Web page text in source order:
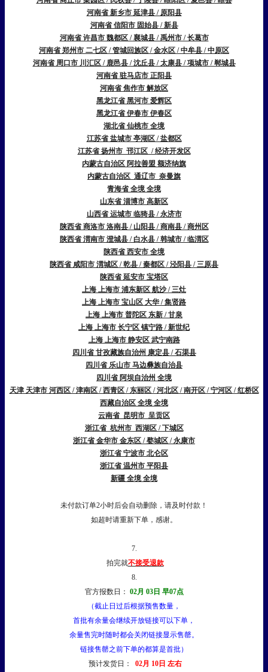
河南省 新乡市 延津县 / 原阳县
河南省 信阳市 固始县 / 新县
河南省 许昌市 魏都区 / 襄城县 / 禹州市 / 长葛市
河南省 郑州市 二七区 / 管城回族区 / 金水区 / 中牟县 / 中原区
河南省 周口市 川汇区 / 鹿邑县 / 沈丘县 / 太康县 / 项城市 / 郸城县
河南省 驻马店市 正阳县
河南省 焦作市 解放区
黑龙江省 黑河市 爱辉区
黑龙江省 伊春市 伊春区
湖北省 仙桃市 全境
江苏省 盐城市 亭湖区 / 盐都区
江苏省 扬州市 邗江区 / 经济开发区
内蒙古自治区 阿拉善盟 额济纳旗
内蒙古自治区 通辽市 奈曼旗
青海省 全境 全境
山东省 淄博市 高新区
山西省 运城市 临猗县 / 永济市
陕西省 商洛市 洛南县 / 山阳县 / 商南县 / 商州区
陕西省 渭南市 澄城县 / 白水县 / 韩城市 / 临渭区
陕西省 西安市 全境
陕西省 咸阳市 渭城区 / 乾县 / 秦都区 / 泾阳县 / 三原县
陕西省 延安市 宝塔区
上海 上海市 浦东新区 航沙 / 三灶
上海 上海市 宝山区 大华 / 集贤路
上海 上海市 普陀区 东新 / 甘泉
上海 上海市 长宁区 镇宁路 / 新世纪
上海 上海市 静安区 武宁南路
四川省 甘孜藏族自治州 康定县 / 石渠县
四川省 乐山市 马边彝族自治县
四川省 阿坝自治州 全境
天津 天津市 河西区 / 津南区 / 西青区 / 东丽区 / 河北区 / 南开区 / 宁河区 / 红桥区
西藏自治区 全境 全境
云南省 昆明市 呈贡区
浙江省 杭州市 西湖区 / 下城区
浙江省 金华市 金东区 / 婺城区 / 永康市
浙江省 宁波市 北仑区
浙江省 温州市 平阳县
新疆 全境 全境
未付款订单2小时后会自动删除，请及时付款！
如超时请重新下单，感谢。
7.
拍完就不接受退款
8.
官方报数日： 02月 03日 早07点
（截止日过后根据预售数量，
首批有余量会继续开放链接可以下单，
余量售完时随时都会关闭链接显示售罄。
链接售罄之前下单的都算是首批）
预计发货日：
02月 10日 左右